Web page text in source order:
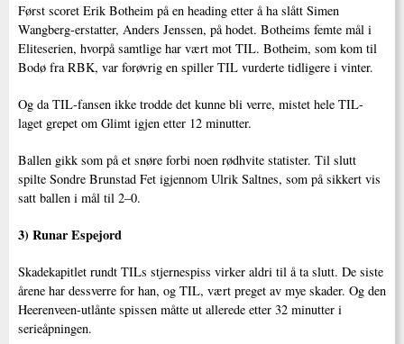
Først scoret Erik Botheim på en heading etter å ha slått Simen
Wangberg-erstatter, Anders Jenssen, på hodet. Botheims femte mål i
Eliteserien, hvorpå samtlige har vært mot TIL. Botheim, som kom til
Bodø fra RBK, var forøvrig en spiller TIL vurderte tidligere i vinter.
Og da TIL-fansen ikke trodde det kunne bli verre, mistet hele TIL-
laget grepet om Glimt igjen etter 12 minutter.
Ballen gikk som på et snøre forbi noen rødhvite statister. Til slutt
spilte Sondre Brunstad Fet igjennom Ulrik Saltnes, som på sikkert vis
satt ballen i mål til 2–0.
3) Runar Espejord
Skadekapitlet rundt TILs stjernespiss virker aldri til å ta slutt. De siste
årene har dessverre for han, og TIL, vært preget av mye skader. Og den
Heerenveen-utlånte spissen måtte ut allerede etter 32 minutter i
serieåpningen.